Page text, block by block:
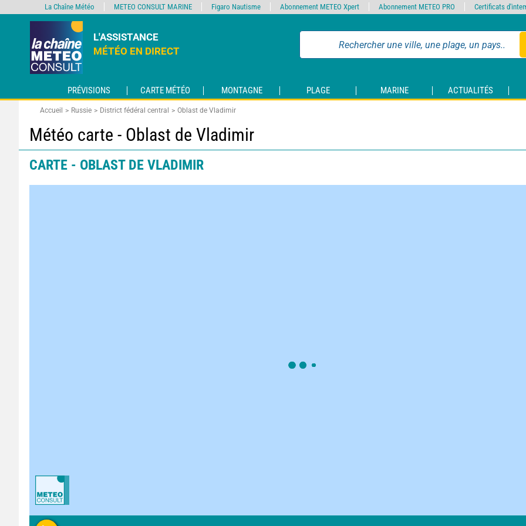
L'ASSISTANCE
MÉTÉO EN DIRECT
PRÉVISIONS CARTE MÉTÉO MONTAGNE PLAGE MARINE ACTUALITÉS
Accueil Russie District fédéral central Oblast de Vladimir
Météo carte - Oblast de Vladimir
CARTE - OBLAST DE VLADIMIR
La Chaîne Météo METEO CONSULT MARINE Figaro Nautisme Abonnement METEO Xpert Abonnement METEO PRO Certificats